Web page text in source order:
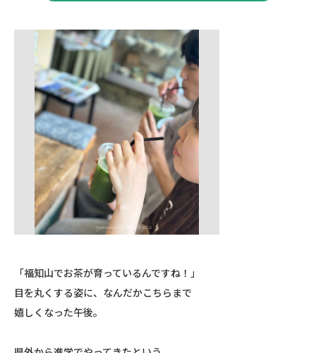
「福知山でお茶が育っているんですね！」
目を丸くする姿に、なんだかこちらまで
嬉しくなった午後。